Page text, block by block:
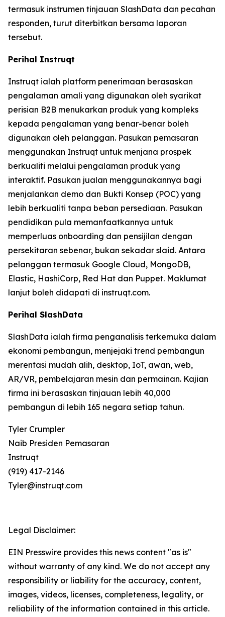
termasuk instrumen tinjauan SlashData dan pecahan
responden, turut diterbitkan bersama laporan
tersebut.
Perihal Instruqt
Instruqt ialah platform penerimaan berasaskan
pengalaman amali yang digunakan oleh syarikat
perisian B2B menukarkan produk yang kompleks
kepada pengalaman yang benar-benar boleh
digunakan oleh pelanggan. Pasukan pemasaran
menggunakan Instruqt untuk menjana prospek
berkualiti melalui pengalaman produk yang
interaktif. Pasukan jualan menggunakannya bagi
menjalankan demo dan Bukti Konsep (POC) yang
lebih berkualiti tanpa beban persediaan. Pasukan
pendidikan pula memanfaatkannya untuk
memperluas onboarding dan pensijilan dengan
persekitaran sebenar, bukan sekadar slaid. Antara
pelanggan termasuk Google Cloud, MongoDB,
Elastic, HashiCorp, Red Hat dan Puppet. Maklumat
lanjut boleh didapati di instruqt.com.
Perihal SlashData
SlashData ialah firma penganalisis terkemuka dalam
ekonomi pembangun, menjejaki trend pembangun
merentasi mudah alih, desktop, IoT, awan, web,
AR/VR, pembelajaran mesin dan permainan. Kajian
firma ini berasaskan tinjauan lebih 40,000
pembangun di lebih 165 negara setiap tahun.
Tyler Crumpler
Naib Presiden Pemasaran
Instruqt
(919) 417-2146
Tyler@instruqt.com
Legal Disclaimer:
EIN Presswire provides this news content "as is"
without warranty of any kind. We do not accept any
responsibility or liability for the accuracy, content,
images, videos, licenses, completeness, legality, or
reliability of the information contained in this article.